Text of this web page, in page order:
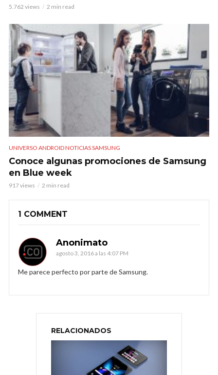
5.762 views 2 min read
UNIVERSO ANDROID NOTICIAS SAMSUNG
Conoce algunas promociones de Samsung
en Blue week
917 views 2 min read
1 COMMENT
Anonimato
agosto 3, 2016 a las 4:07 PM
Me parece perfecto por parte de Samsung.
RELACIONADOS